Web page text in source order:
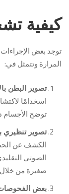
كيفية
توجد بعض
المرارة وتتمثل في:
تصوير البطن
اسخدامًا
توضح الأجسام
تصوير تنظيري
الكشف عن
الصوتي
صغيرة من
بعض